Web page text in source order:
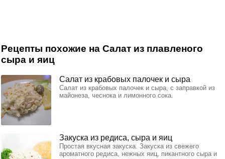
Рецепты похожие на Салат из плавленого
сыра и яиц
Салат из крабовых палочек и сыра
Салат из крабовых палочек и сыра, с заправкой из
майонеза, чеснока и лимонного сока.
Закуска из редиса, сыра и яиц
Простая вкусная закуска. Закуска из свежего
ароматного редиса, нежных яиц, пикантного сыра и